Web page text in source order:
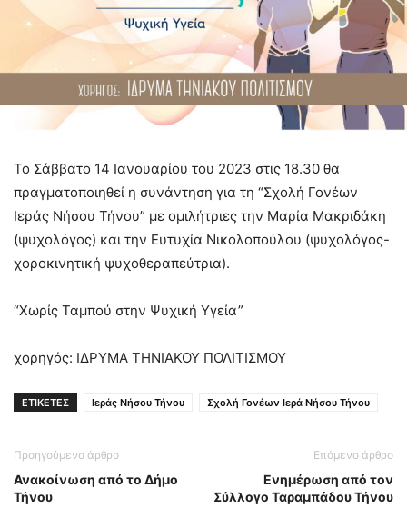
Το Σάββατο 14 Ιανουαρίου του 2023 στις 18.30 θα
πραγματοποιηθεί η συνάντηση για τη “Σχολή Γονέων
Ιεράς Νήσου Τήνου” με ομιλήτριες την Μαρία Μακριδάκη
(ψυχολόγος) και την Ευτυχία Νικολοπούλου (ψυχολόγος-
χοροκινητική ψυχοθεραπεύτρια).
“Χωρίς Ταμπού στην Ψυχική Υγεία”
χορηγός: ΙΔΡΥΜΑ ΤΗΝΙΑΚΟΥ ΠΟΛΙΤΙΣΜΟΥ
ΕΤΙΚΕΤΕΣ Ιεράς Νήσου Τήνου Σχολή Γονέων Ιερά Νήσου Τήνου
Προηγούμενο άρθρο
Ανακοίνωση από το Δήμο
Τήνου
Επόμενο άρθρο
Ενημέρωση από τον
Σύλλογο Ταραμπάδου Τήνου